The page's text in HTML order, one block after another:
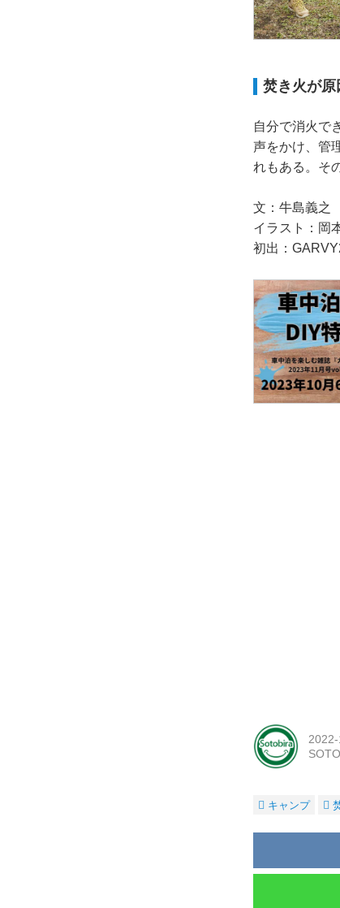
焚き火が原
自分で消火で
声をかけ、管
れもある。そ
文：牛島義之
イラスト：岡
初出：
キャンプ